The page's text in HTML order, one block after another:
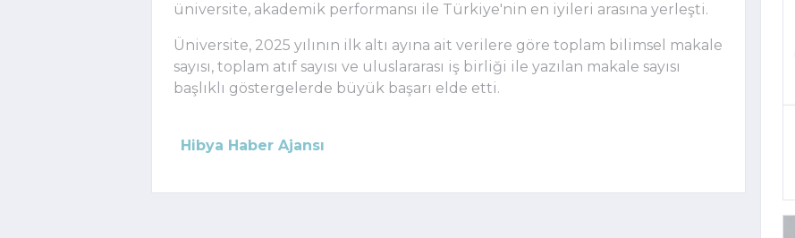
üniversite, akademik performansı ile Türkiye'nin en iyileri arasına yerleşti.
Üniversite, 2025 yılının ilk altı ayına ait verilere göre toplam bilimsel makale
sayısı, toplam atıf sayısı ve uluslararası iş birliği ile yazılan makale sayısı
başlıklı göstergelerde büyük başarı elde etti.
Hibya Haber Ajansı